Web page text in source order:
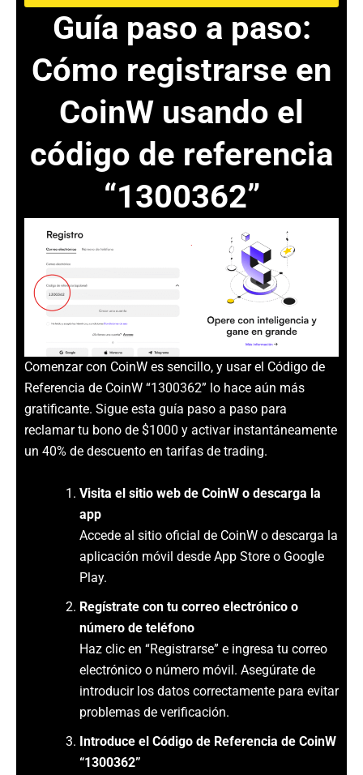
Guía paso a paso:
Cómo registrarse en
CoinW usando el
código de referencia
“1300362”
Comenzar con CoinW es sencillo, y usar el Código de
Referencia de CoinW “1300362” lo hace aún más
gratificante. Sigue esta guía paso a paso para
reclamar tu bono de $1000 y activar instantáneamente
un 40% de descuento en tarifas de trading.
Visita el sitio web de CoinW o descarga la
app
Accede al sitio oficial de CoinW o descarga la
aplicación móvil desde App Store o Google
Play.
Regístrate con tu correo electrónico o
número de teléfono
Haz clic en “Registrarse” e ingresa tu correo
electrónico o número móvil. Asegúrate de
introducir los datos correctamente para evitar
problemas de verificación.
Introduce el Código de Referencia de CoinW
“1300362”